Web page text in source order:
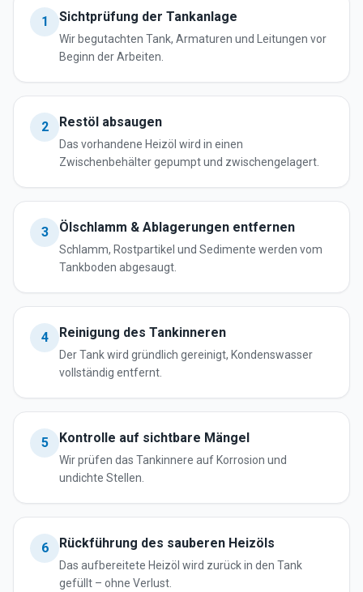
1 Sichtprüfung der Tankanlage
Wir begutachten Tank, Armaturen und Leitungen vor
Beginn der Arbeiten.
2 Restöl absaugen
Das vorhandene Heizöl wird in einen
Zwischenbehälter gepumpt und zwischengelagert.
3 Ölschlamm & Ablagerungen entfernen
Schlamm, Rostpartikel und Sedimente werden vom
Tankboden abgesaugt.
4 Reinigung des Tankinneren
Der Tank wird gründlich gereinigt, Kondenswasser
vollständig entfernt.
5 Kontrolle auf sichtbare Mängel
Wir prüfen das Tankinnere auf Korrosion und
undichte Stellen.
6 Rückführung des sauberen Heizöls
Das aufbereitete Heizöl wird zurück in den Tank
gefüllt – ohne Verlust.